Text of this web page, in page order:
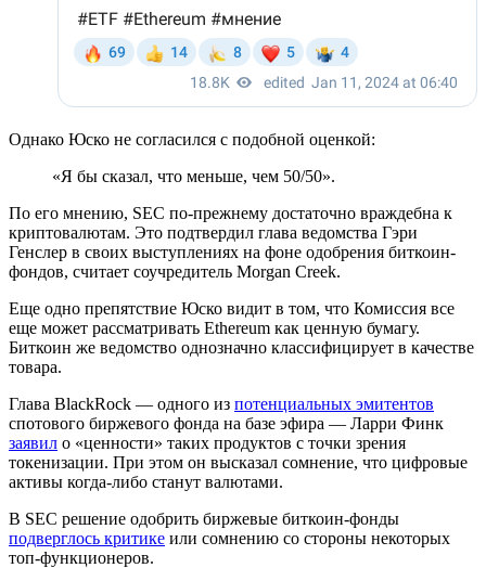
Однако Юско не согласился с подобной оценкой:
«Я бы сказал, что меньше, чем 50/50».
По его мнению, SEC по-прежнему достаточно враждебна к
криптовалютам. Это подтвердил глава ведомства Гэри
Генслер в своих выступлениях на фоне одобрения биткоин-
фондов, считает соучредитель Morgan Creek.
Еще одно препятствие Юско видит в том, что Комиссия все
еще может рассматривать Ethereum как ценную бумагу.
Биткоин же ведомство однозначно классифицирует в качестве
товара.
Глава BlackRock — одного из потенциальных эмитентов
спотового биржевого фонда на базе эфира — Ларри Финк
заявил о «ценности» таких продуктов с точки зрения
токенизации. При этом он высказал сомнение, что цифровые
активы когда-либо станут валютами.
В SEC решение одобрить биржевые биткоин-фонды
подверглось критике или сомнению со стороны некоторых
топ-функционеров.